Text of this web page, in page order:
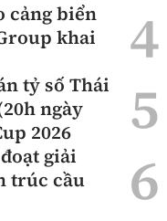
cảng biển
khai
tỷ số Thái
ngày
2026
giải
trúc cầu